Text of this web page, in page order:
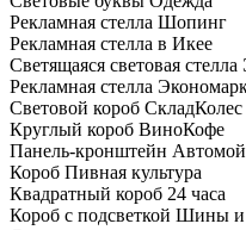
Рекламная стелла Шопинг
Рекламная стелла в Икее
Светящаяся световая
Рекламная стелла
Световой короб СкладКолес
Круглый короб ВиноКофе
Панель-кронштейн
Короб Пивная культура
Квадратный короб 24 часа
Короб с подсветкой Шины